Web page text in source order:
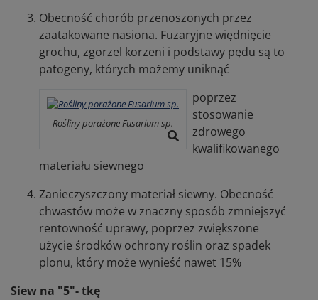
Obecność chorób przenoszonych przez
zaatakowane nasiona. Fuzaryjne więdnięcie
grochu, zgorzel korzeni i podstawy pędu są to
patogeny, których możemy uniknąć
Rośliny porażone Fusarium sp.
poprzez
stosowanie
zdrowego
kwalifikowanego
materiału siewnego
Zanieczyszczony materiał siewny. Obecność
chwastów może w znaczny sposób zmniejszyć
rentowność uprawy, poprzez zwiększone
użycie środków ochrony roślin oraz spadek
plonu, który może wynieść nawet 15%
Siew na "5"- tkę